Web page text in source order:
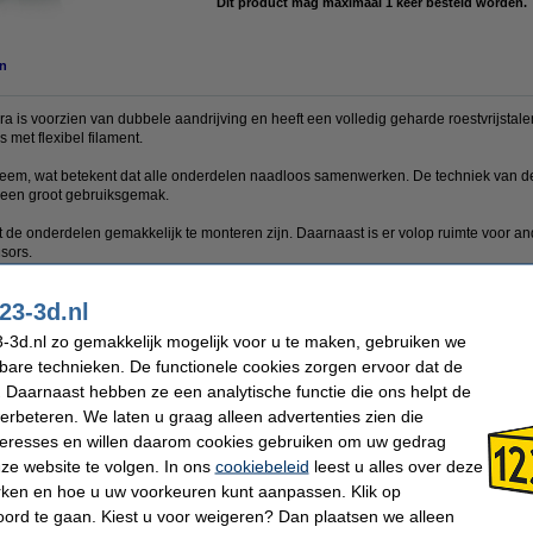
is voorzien van dubbele aandrijving en heeft een volledig geharde
met flexibel filament.
wat betekent dat alle onderdelen naadloos samenwerken. De techniek van
groot gebruiksgemak.
de onderdelen gemakkelijk te monteren zijn. Daarnaast is er volop ruimte voor
spanning wordt voorkomen dankzij de zogenaamde heatsink.
net als eventueel onderhoud. Zelfs wanneer filament geladen is, kunt u
E3D Nozzle diameter:
1,75 mm Ons Artikelnr:
24 V
3d.nl
3d.nl zo gemakkelijk mogelijk voor u te maken, gebruiken we
technieken. De functionele cookies zorgen ervoor dat de
hebben ze een analytische functie die ons helpt de
We laten u graag alleen advertenties zien die
en willen daarom cookies gebruiken om uw gedrag
website te volgen. In ons cookiebeleid leest u alles over deze
en hoe u uw voorkeuren kunt aanpassen. Klik op
te gaan. Kiest u voor weigeren? Dan plaatsen we alleen